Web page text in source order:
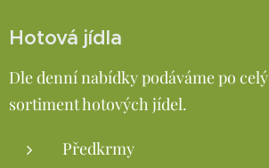
Hotová jídla
Dle denní nabídky podáváme po
sortiment hotových jídel.
Předkrmy